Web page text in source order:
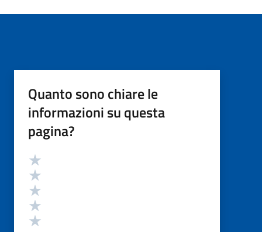
Quanto sono chiare le
informazioni su questa
pagina?
Valutazione